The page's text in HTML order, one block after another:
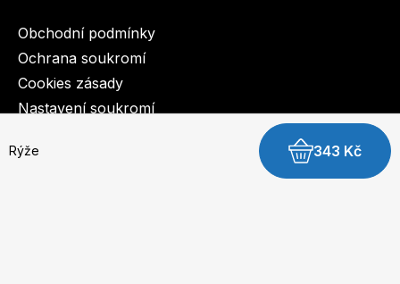
Rýže 343 Kč
Obchodní podmínky
Ochrana soukromí
Cookies zásady
Nastavení soukromí
© 2003-2026 BurdaMedia Extra s.r.o.